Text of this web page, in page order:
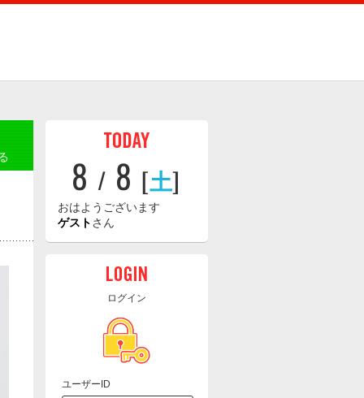
8 / 8 [土]
おはようございます
ゲストさん
ログイン
ユーザーID